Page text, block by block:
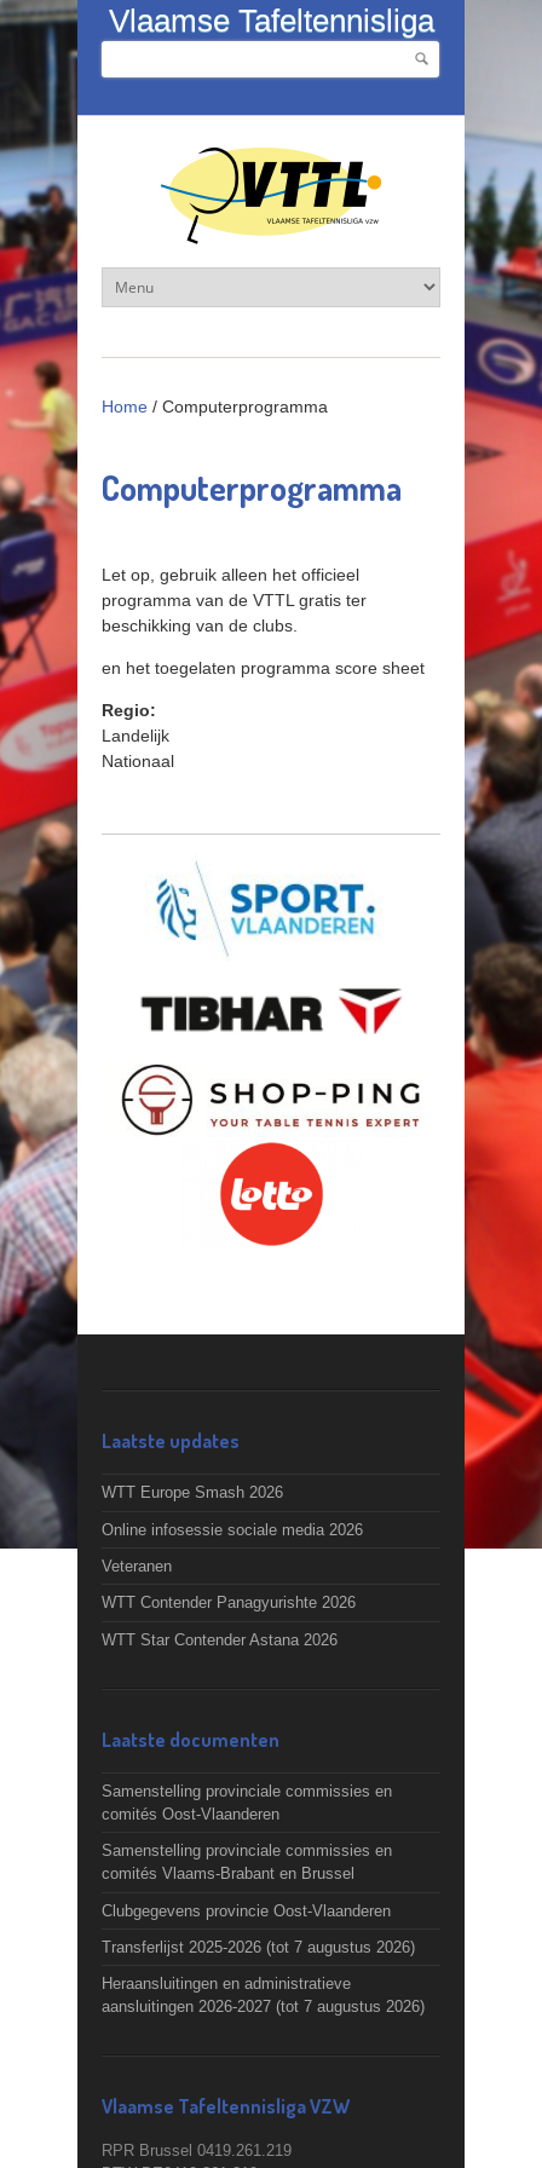
Overslaan en naar de inhoud gaan
Vlaamse Tafeltennisliga
Zoekveld
Home / Computerprogramma
Computerprogramma
Let op, gebruik alleen het officieel
programma van de VTTL gratis ter
beschikking van de clubs.
en het toegelaten programma score sheet
Regio:
Landelijk
Nationaal
Laatste updates
WTT Europe Smash 2026
Online infosessie sociale media 2026
Veteranen
WTT Contender Panagyurishte 2026
WTT Star Contender Astana 2026
Laatste documenten
Samenstelling provinciale commissies en
comités Oost-Vlaanderen
Samenstelling provinciale commissies en
comités Vlaams-Brabant en Brussel
Clubgegevens provincie Oost-Vlaanderen
Transferlijst 2025-2026 (tot 7 augustus 2026)
Heraansluitingen en administratieve
aansluitingen 2026-2027 (tot 7 augustus 2026)
Vlaamse Tafeltennisliga VZW
RPR Brussel 0419.261.219